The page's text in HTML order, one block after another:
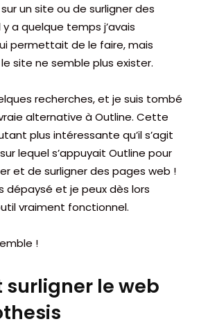
un site ou de surligner des
a quelque temps j’avais
permettait de le faire, mais
site ne semble plus exister.
recherches, et je suis tombé
alternative à Outline. Cette
plus intéressante qu’il s’agit
lequel s’appuyait Outline pour
et de surligner des pages web !
dépaysé et je peux dès lors
vraiment fonctionnel.
!
surligner le web